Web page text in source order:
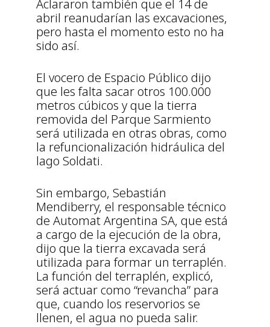
Aclararon también que el 14 de
abril reanudarían las excavaciones,
pero hasta el momento esto no ha
sido así.
El vocero de Espacio Público dijo
que les falta sacar otros 100.000
metros cúbicos y que la tierra
removida del Parque Sarmiento
será utilizada en otras obras, como
la refuncionalización hidráulica del
lago Soldati.
Sin embargo, Sebastián
Mendiberry, el responsable técnico
de Automat Argentina SA, que está
a cargo de la ejecución de la obra,
dijo que la tierra excavada será
utilizada para formar un terraplén.
La función del terraplén, explicó,
será actuar como “revancha” para
que, cuando los reservorios se
llenen, el agua no pueda salir.